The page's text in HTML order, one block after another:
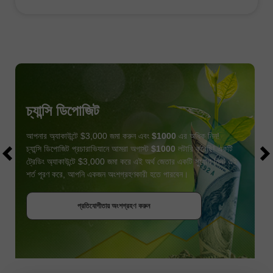
প্রতিযোগীতায় অংশগ্রহণ করুন
চ্যান্সি ডিপোজিট
আপনার অ্যাকাউন্টে $3,000 জমা করুন এবং $1000 এর অধিক নিন!
চ্যান্সি ডিপোজিট প্রচারাভিযানে আমরা অগাস্ট $1000 লটারি করেছি! একটি
ট্রেডিং অ্যাকাউন্টে $3,000 জমা করে এই অর্থ জেতার একটি সুযোগ নিন! এই
শর্ত পূরণ করে, আপনি একজন অংশগ্রহণকারী হতে পারবেন।
প্রতিযোগীতায় অংশগ্রহণ করুন
প্রতিযোগীতায় অংশগ্রহণ করুন